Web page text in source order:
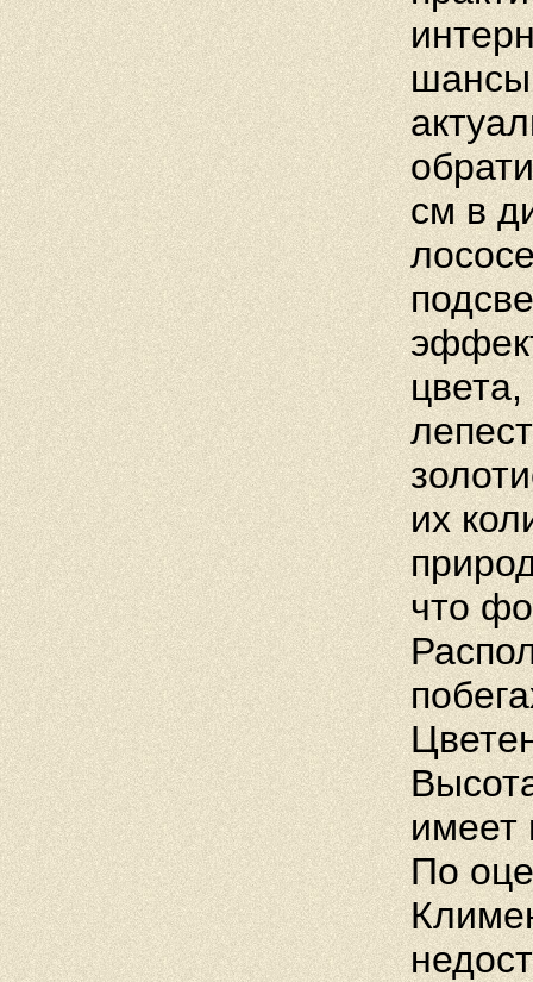
шансы
см в
их
что
имеет
По